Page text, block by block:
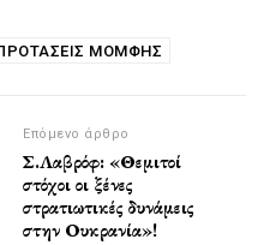
ΜΟΜΦΗΣ
Επόμενο άρθρο
Σ.Λαβρόφ: «Θεμιτοί
στόχοι οι ξένες
στρατιωτικές δυνάμεις
στην Ουκρανία»!